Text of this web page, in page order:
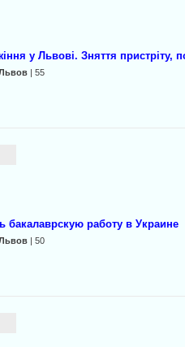
у Львові. Зняття пристріту,
| 55
бакалаврскую работу в Украине
| 50